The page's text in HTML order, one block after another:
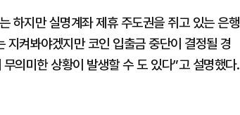
하지만 실명계좌 제휴 주도권을 쥐고 있는 은행
켜봐야겠지만 코인 입출금 중단이 결정될 경
의미한 상황이 발생할 수 도 있다”고 설명했다.